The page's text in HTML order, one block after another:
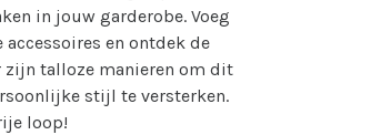
in jouw garderobe. Voeg
en ontdek de
zijn talloze manieren om dit
stijl te versterken.
loop!